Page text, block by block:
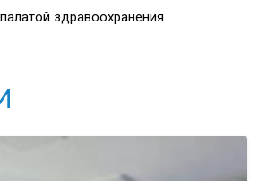
здравоохранения.